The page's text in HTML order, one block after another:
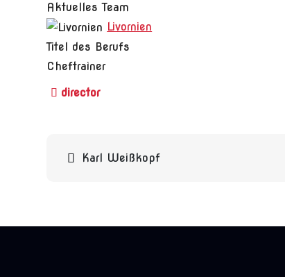
Aktuelles Team
Livornien
Titel des Berufs
Cheftrainer
Beitragsnavigation
Karl Weißkopf